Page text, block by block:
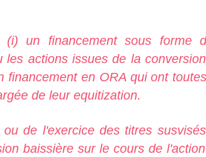
un financement sous forme
actions issues de la
en ORA qui ont
de leur equitization.
de l'exercice des titres
baissière sur le cours de